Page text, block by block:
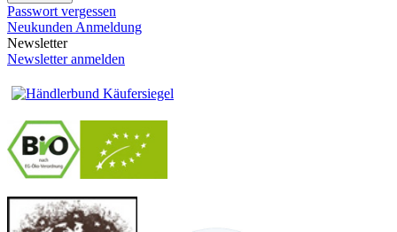
Passwort vergessen
Neukunden Anmeldung
Newsletter
Newsletter anmelden